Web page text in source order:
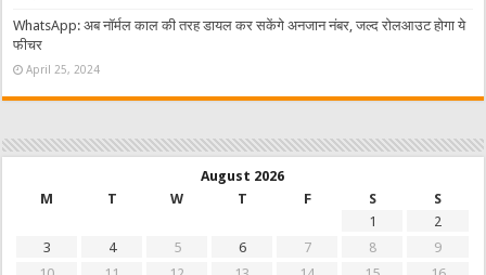
WhatsApp: अब नॉर्मल काल की तरह डायल कर सकेंगे अनजान नंबर, जल्द रोलआउट होगा ये
फीचर
April 25, 2024
August 2026
M
T W T F S
S
1
2
3
4 5 6 7 8
9